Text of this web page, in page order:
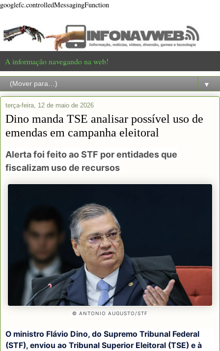
googlefc.controlledMessagingFunction
A informação navegando na web!
▼
terça-feira, 12 de maio de 2026
Dino manda TSE analisar possível uso de
emendas em campanha eleitoral
Alerta foi feito ao STF por entidades que
fiscalizam uso de recursos
© ANTONIO AUGUSTO/STF
O ministro Flávio Dino, do Supremo Tribunal Federal
(STF), enviou ao Tribunal Superior Eleitoral (TSE) e à